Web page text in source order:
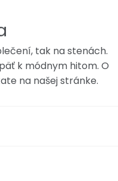
tak na stenách.
k módnym hitom. O
na našej stránke.